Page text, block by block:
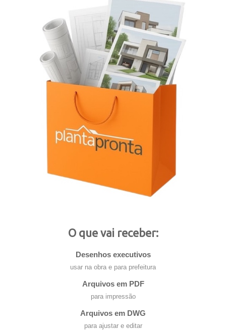
O que vai receber:
Desenhos executivos
usar na obra e para prefeitura
Arquivos em PDF
para impressão
Arquivos em DWG
para ajustar e editar